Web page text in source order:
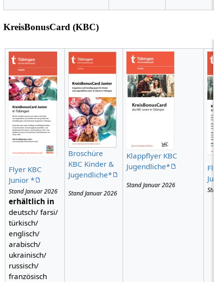
KreisBonusCard (KBC)
Flyer KBC
Junior *
Stand Januar 2026
erhältlich in
deutsch/ farsi/
türkisch/
englisch/
arabisch/
ukrainisch/
russisch/
französisch
Broschüre
KBC Kinder &
Jugendliche*
Stand Januar 2026
Klappflyer KBC
Jugendliche*
Stand Januar 2026